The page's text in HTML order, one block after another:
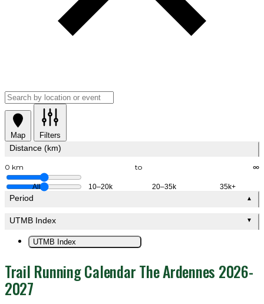
Map Filters
Distance (km)
0 km to ∞
All 10–20k 20–35k 35k+
Period ▲
UTMB Index ▼
UTMB Index
Trail Running Calendar The Ardennes 2026-
2027